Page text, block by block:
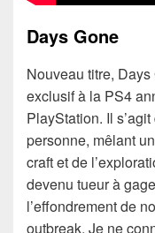
Days Gone
Nouveau titre,
exclusif à la PS4
PlayStation. Il
personne, mêlant
craft et de
devenu tueur à
l’effondrement de
outbreak. Je ne